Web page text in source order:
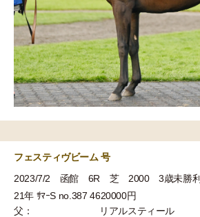
フェスティヴビーム 号
2023/7/2 函館 6R 芝 2000 3歳未勝利
21年 ｻﾏｰS no.387 4620000円
父：
リアルスティール